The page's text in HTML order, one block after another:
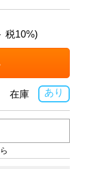
税10%)
あり
在庫